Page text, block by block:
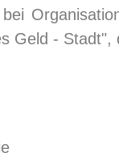
Geld - Stadt",